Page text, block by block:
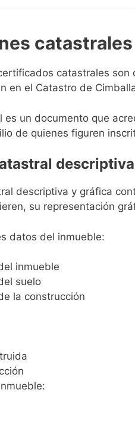
catastrales
catastrales
en el Catastro de
es un documento que
de quienes figuren
descriptiva y gráfica
su representación
datos del inmueble:
inmueble
suelo
la construcción